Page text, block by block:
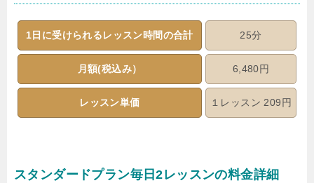
1日に受けられるレッスン時間の合計 25分
月額(税込み） 6,480円
レッスン単価 １レッスン 209円
スタンダードプラン毎日2レッスンの料金詳細